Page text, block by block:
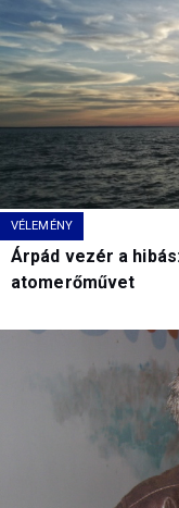
VÉLEMÉNY
Árpád vezér a
atomerőművet